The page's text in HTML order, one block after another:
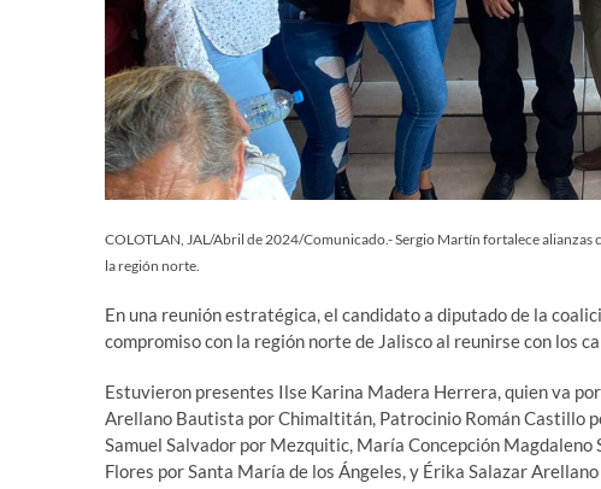
COLOTLAN, JAL/Abril de 2024/Comunicado.- Sergio Martín fortalece
la región norte.
En una reunión estratégica, el candidato a diputado de la
compromiso con la región norte de Jalisco al reunirse con los
Estuvieron presentes Ilse Karina Madera Herrera, quien va
Arellano Bautista por Chimaltitán, Patrocinio Román Castillo
Samuel Salvador por Mezquitic, María Concepción
Flores por Santa María de los Ángeles, y Érika Salazar